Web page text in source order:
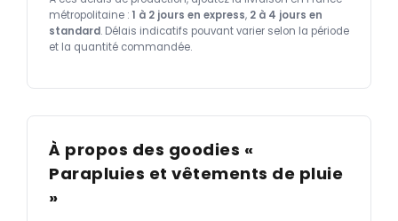
métropolitaine : 1 à 2 jours en express, 2 à 4 jours en
standard. Délais indicatifs pouvant varier selon la période
et la quantité commandée.
À propos des goodies «
Parapluies et vêtements de pluie
»